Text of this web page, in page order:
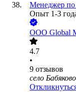
Менеджер по
Опыт 1-3
ООО Global
4.7
•
9 отзывов
село